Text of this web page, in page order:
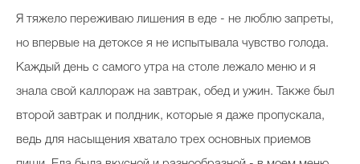
Я тяжело переживаю лишения в еде - не люблю запреты,
но впервые на детоксе я не испытывала чувство голода.
Каждый день с самого утра на столе лежало меню и я
знала свой каллораж на завтрак, обед и ужин. Также был
второй завтрак и полдник, которые я даже пропускала,
ведь для насыщения хватало трех основных приемов